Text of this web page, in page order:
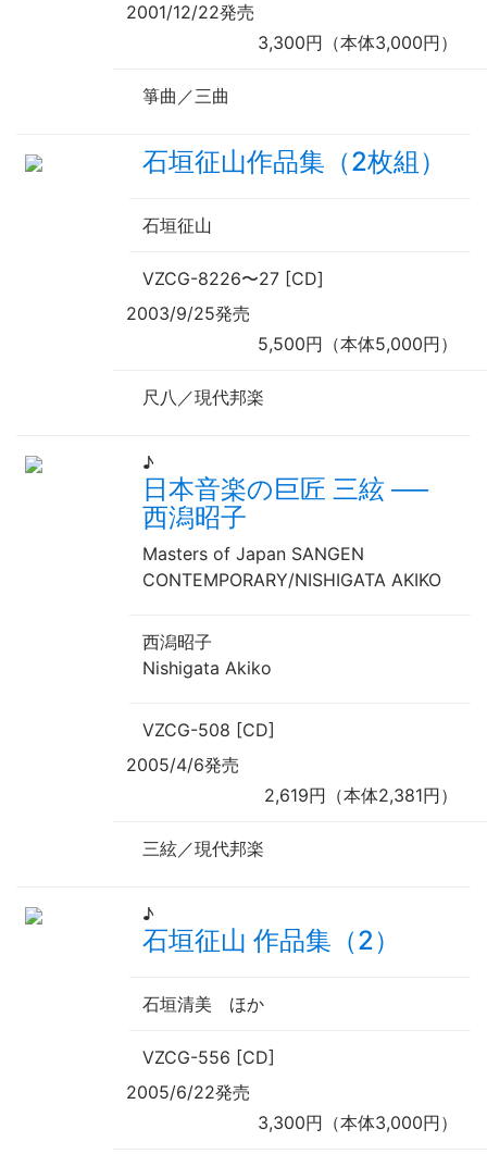
2001/12/22発売
3,300円（本体3,000円）
箏曲／三曲
石垣征山作品集（2枚組）
石垣征山
VZCG-8226〜27 [CD]
2003/9/25発売
5,500円（本体5,000円）
尺八／現代邦楽
♪
日本音楽の巨匠 三絃──
西潟昭子
Masters of Japan SANGEN
CONTEMPORARY/NISHIGATA AKIKO
西潟昭子
Nishigata Akiko
VZCG-508 [CD]
2005/4/6発売
2,619円（本体2,381円）
三絃／現代邦楽
♪
石垣征山 作品集（2）
石垣清美 ほか
VZCG-556 [CD]
2005/6/22発売
3,300円（本体3,000円）